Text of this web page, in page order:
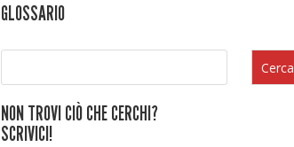
GLOSSARIO
Cerca
NON TROVI CIÒ CHE CERCHI?
SCRIVICI!